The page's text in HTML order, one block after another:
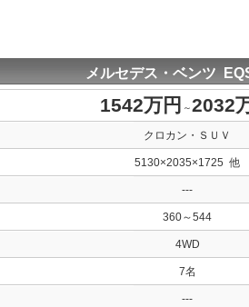
メルセデス・ベンツ
1542万円 ～2032
クロカン・ＳＵＶ
5130×2035×1725 他
---
360～544
4WD
7名
---